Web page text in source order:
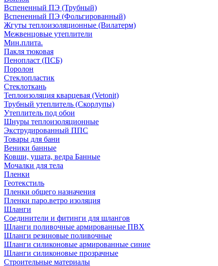
Вспененный ПЭ (Трубный)
Вспененный ПЭ (Фольгированный)
Жгуты теплоизоляционные (Вилатерм)
Межвенцовые утеплители
Мин.плита.
Пакля тюковая
Пенопласт (ПСБ)
Поролон
Стеклопластик
Стеклоткань
Теплоизоляция кварцевая (Vetonit)
Трубный утеплитель (Скорлупы)
Утеплитель под обои
Шнуры теплоизоляционные
Экструдированный ППС
Товары для бани
Веники банные
Ковши, ушата, ведра Банные
Мочалки для тела
Пленки
Геотекстиль
Пленки общего назначения
Пленки паро.ветро изоляция
Шланги
Соединители и фитинги для шлангов
Шланги поливочные армированные ПВХ
Шланги резиновые поливочные
Шланги силиконовые армированные синие
Шланги силиконовые прозрачные
Строительные материалы